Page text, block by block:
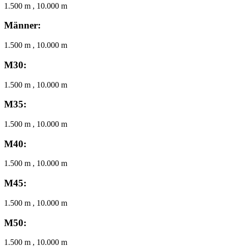
1.500 m , 10.000 m
Männer:
1.500 m , 10.000 m
M30:
1.500 m , 10.000 m
M35:
1.500 m , 10.000 m
M40:
1.500 m , 10.000 m
M45:
1.500 m , 10.000 m
M50:
1.500 m , 10.000 m